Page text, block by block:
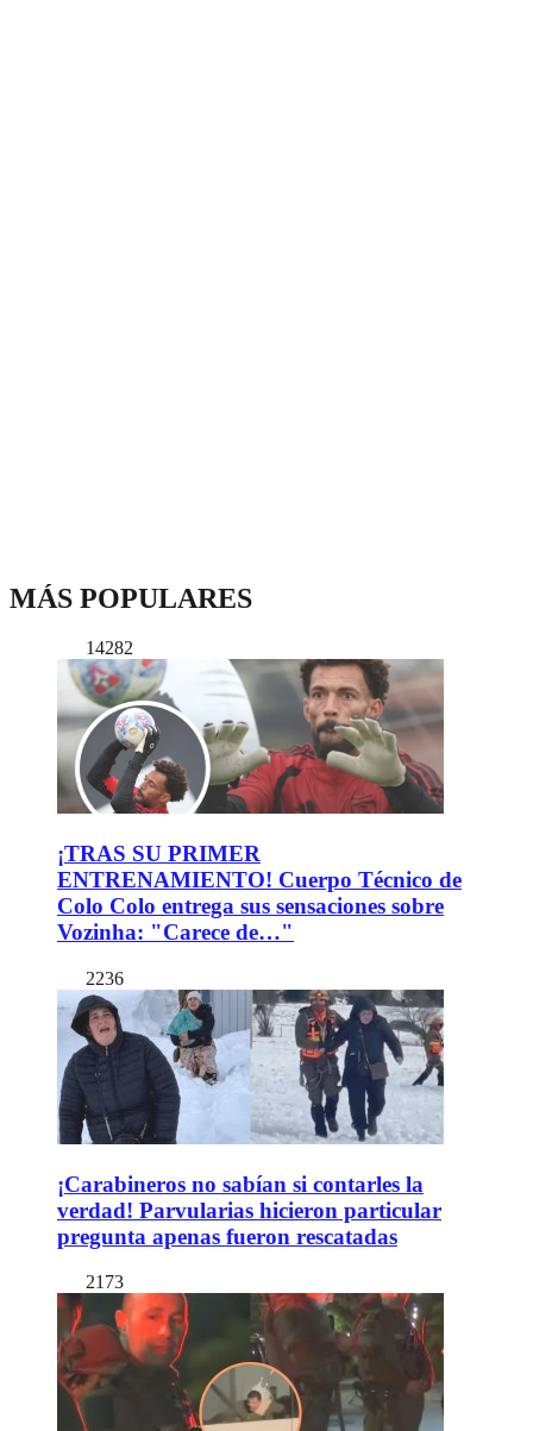
MÁS POPULARES
14282
¡TRAS SU PRIMER
ENTRENAMIENTO! Cuerpo Técnico de
Colo Colo entrega sus sensaciones sobre
Vozinha: "Carece de…"
2236
¡Carabineros no sabían si contarles la
verdad! Parvularias hicieron particular
pregunta apenas fueron rescatadas
2173